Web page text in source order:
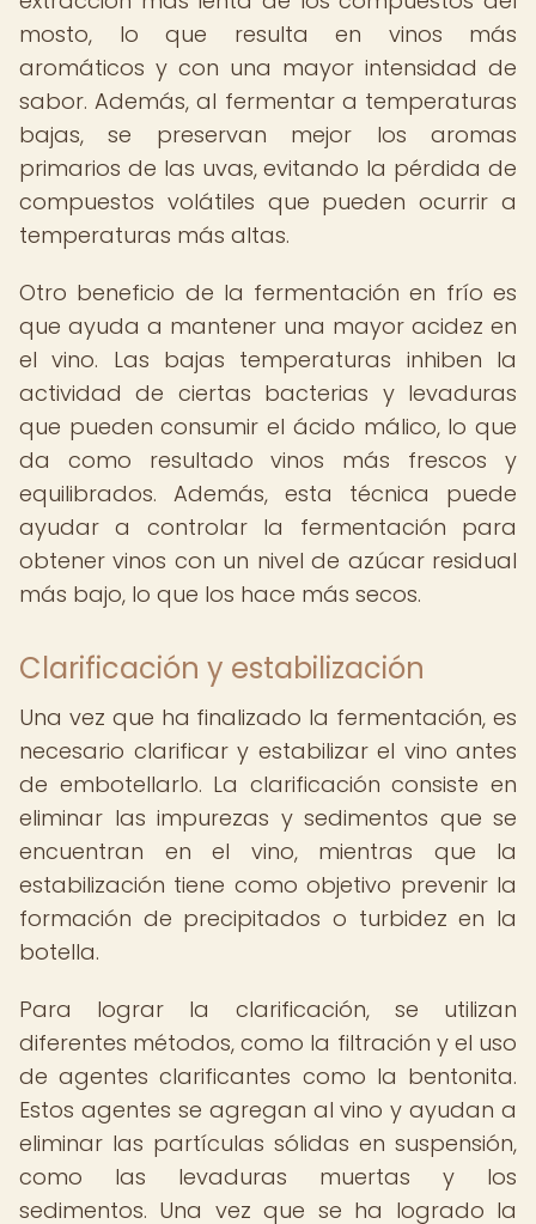
mosto, lo que resulta en vinos más
aromáticos y con una mayor intensidad de
sabor. Además, al fermentar a temperaturas
bajas, se preservan mejor los aromas
primarios de las uvas, evitando la pérdida de
compuestos volátiles que pueden ocurrir a
temperaturas más altas.
Otro beneficio de la fermentación en frío es
que ayuda a mantener una mayor acidez en
el vino. Las bajas temperaturas inhiben la
actividad de ciertas bacterias y levaduras
que pueden consumir el ácido málico, lo que
da como resultado vinos más frescos y
equilibrados. Además, esta técnica puede
ayudar a controlar la fermentación para
obtener vinos con un nivel de azúcar residual
más bajo, lo que los hace más secos.
Clarificación y estabilización
Una vez que ha finalizado la fermentación, es
necesario clarificar y estabilizar el vino antes
de embotellarlo. La clarificación consiste en
eliminar las impurezas y sedimentos que se
encuentran en el vino, mientras que la
estabilización tiene como objetivo prevenir la
formación de precipitados o turbidez en la
botella.
Para lograr la clarificación, se utilizan
diferentes métodos, como la filtración y el uso
de agentes clarificantes como la bentonita.
Estos agentes se agregan al vino y ayudan a
eliminar las partículas sólidas en suspensión,
como las levaduras muertas y los
sedimentos. Una vez que se ha logrado la